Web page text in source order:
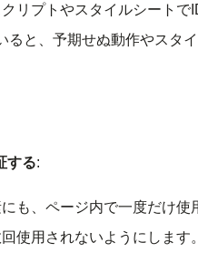
クリプトやスタイルシート
ると、予期せぬ動作やスタ
する:
も、ページ内で一度だけ
使用されないようにします。